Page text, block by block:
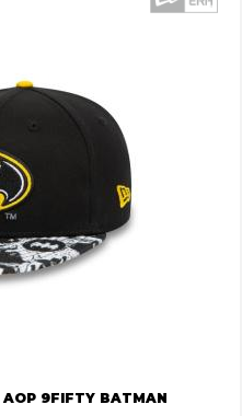
AOP 9FIFTY BATMAN